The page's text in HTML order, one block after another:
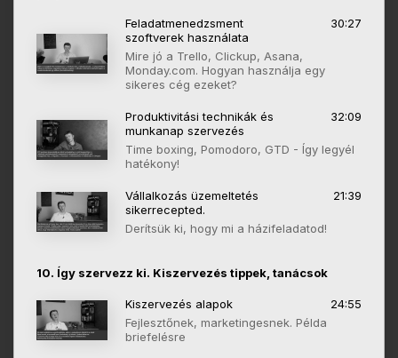
Feladatmenedzsment
szoftverek használata
30:27
Mire jó a Trello, Clickup, Asana,
Monday.com. Hogyan használja egy
sikeres cég ezeket?
Produktivitási technikák és
munkanap szervezés
32:09
Time boxing, Pomodoro, GTD - Így legyél
hatékony!
Vállalkozás üzemeltetés
sikerrecepted.
21:39
Derítsük ki, hogy mi a házifeladatod!
10. Így szervezz ki. Kiszervezés tippek, tanácsok
Kiszervezés alapok
24:55
Fejlesztőnek, marketingesnek. Példa
briefelésre